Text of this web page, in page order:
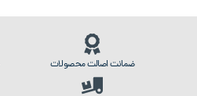
ضمانت اصالت محصولات